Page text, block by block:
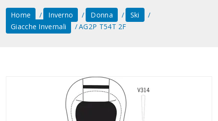
Home Inverno Donna
Ski
Giacche Invernali
AG2P T54T 2F